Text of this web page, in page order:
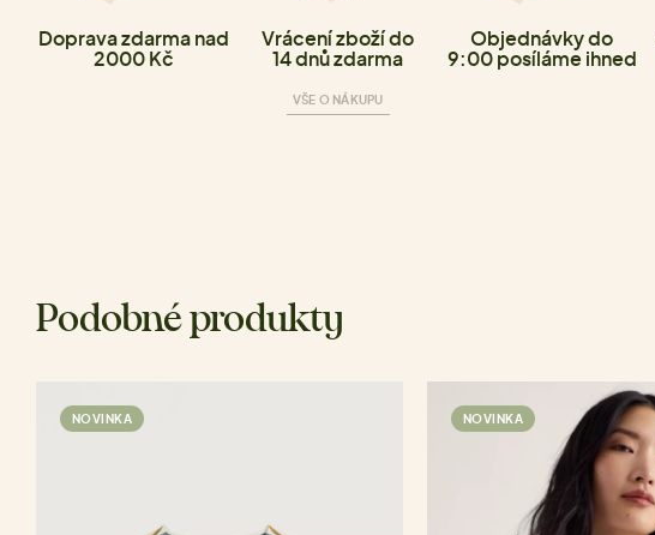
Doprava zdarma nad
2000 Kč
Vrácení zboží do
14 dnů zdarma
VŠE O NÁKUPU
Objednávky do
9:00 posíláme ihned
Podobné produkty
NOVINKA NOVINKA